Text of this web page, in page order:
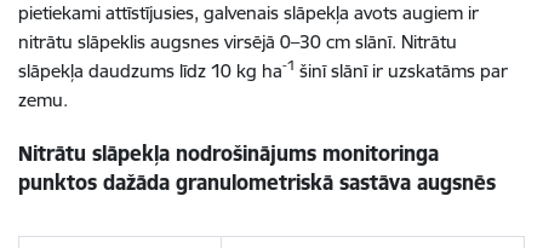
pietiekami attīstījusies, galvenais slāpekļa avots augiem ir
nitrātu slāpeklis augsnes virsējā 0–30 cm slānī. Nitrātu
slāpekļa daudzums līdz 10 kg ha-1 šinī slānī ir uzskatāms par
zemu.
Nitrātu slāpekļa nodrošinājums monitoringa
punktos dažāda granulometriskā sastāva augsnēs